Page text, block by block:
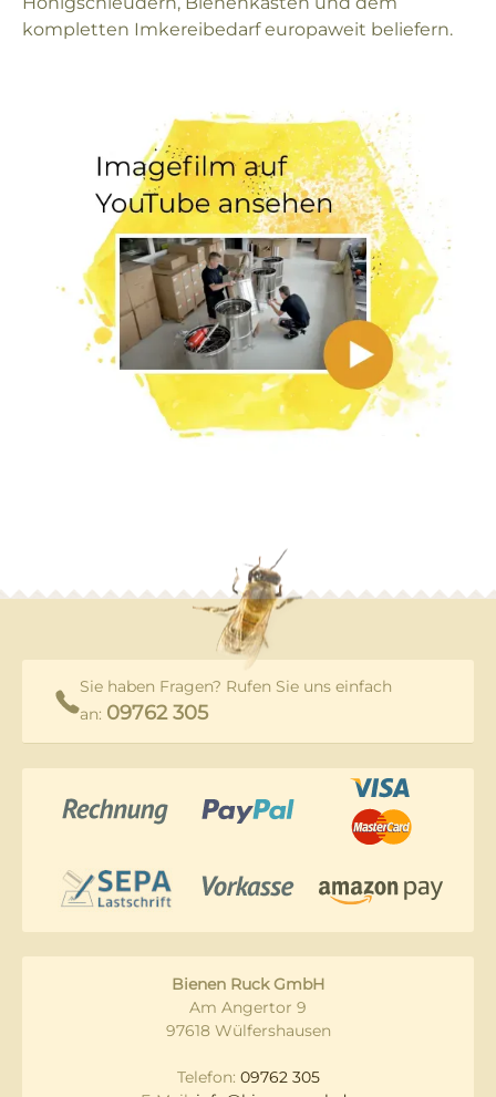
kompletten Imkereibedarf europaweit beliefern.
Sie haben Fragen? Rufen Sie uns einfach
an: 09762 305
Bienen Ruck GmbH
Am Angertor 9
97618 Wülfershausen
Telefon: 09762 305